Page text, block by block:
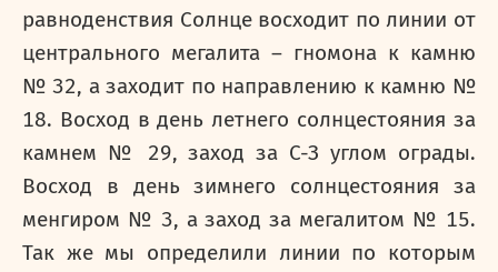
равноденствия Солнце восходит по линии от
центрального мегалита – гномона к камню
№ 32, а заходит по направлению к камню №
18. Восход в день летнего солнцестояния за
камнем № 29, заход за С-З углом ограды.
Восход в день зимнего солнцестояния за
менгиром № 3, а заход за мегалитом № 15.
Так же мы определили линии по которым